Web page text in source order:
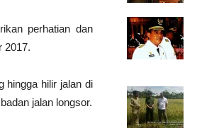
perhatian dan
2017.
hingga hilir jalan di
jalan longsor.